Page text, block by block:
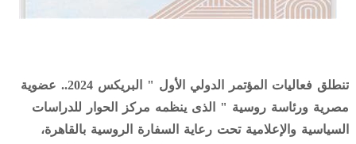
تنطلق فعاليات المؤتمر الدولي الأول " البريكس 2024.. عضوية
مصرية ورئاسة روسية " الذى ينظمه مركز الحوار للدراسات
السياسية والإعلامية تحت رعاية السفارة الروسية بالقاهرة،